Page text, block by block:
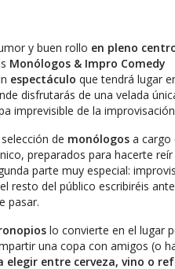
y buen rollo en pleno
Monólogos & Impro Comedy
espectáculo que tendrá lugar
disfrutarás de una velada
imprevisible de la
de monólogos a cargo
preparados para hacerte reír
parte muy especial:
resto del público escribiréis
pasar.
lo convierte en el lugar
una copa con amigos (o
entre cerveza, vino o